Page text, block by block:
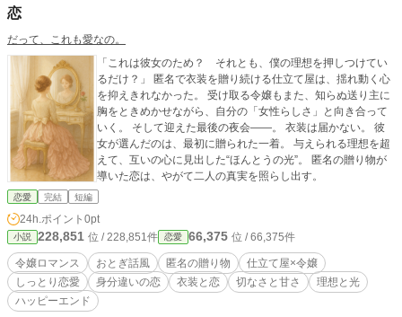
恋
だって、これも愛なの。
「これは彼女のため？ それとも、僕の理想を押しつけてい
るだけ？」 匿名で衣装を贈り続ける仕立て屋は、揺れ動く心
を抑えきれなかった。 受け取る令嬢もまた、知らぬ送り主に
胸をときめかせながら、自分の「女性らしさ」と向き合って
いく。 そして迎えた最後の夜会――。 衣装は届かない。 彼
女が選んだのは、最初に贈られた一着。 与えられる理想を超
えて、互いの心に見出した“ほんとうの光”。 匿名の贈り物が
導いた恋は、やがて二人の真実を照らし出す。
恋愛 完結 短編
24h.ポイント 0pt
小説 228,851 位 / 228,851件 恋愛 66,375 位 / 66,375件
令嬢ロマンス おとぎ話風 匿名の贈り物
仕立て屋×令嬢
しっとり恋愛
身分違いの恋 衣装と恋 切なさと甘さ
理想と光
ハッピーエンド